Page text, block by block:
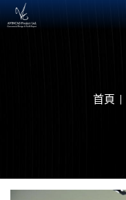
首頁